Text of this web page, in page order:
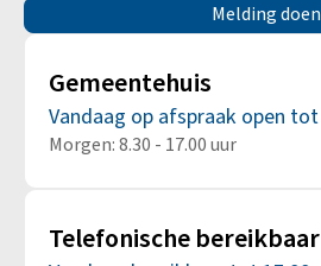
Melding doen
Gemeentehuis
Vandaag op afspraak open
Morgen: 8.30 - 17.00 uur
Telefonische